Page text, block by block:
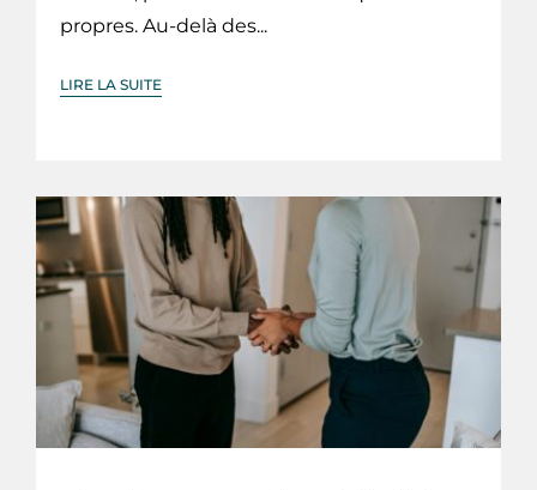
propres. Au-delà des...
LIRE LA SUITE